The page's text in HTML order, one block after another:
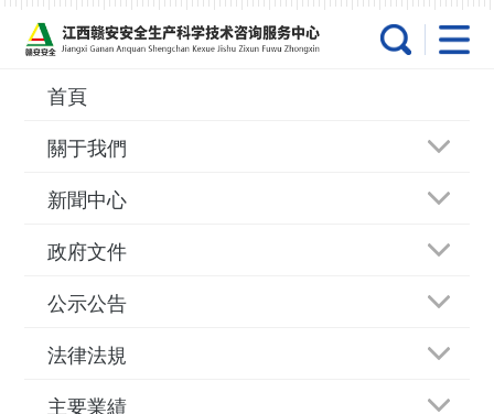
天天操天天操-国产91在线视
频-91香蕉视频在线-亚洲性
av-成年人黄色网址-日本在
线小视频-女女h百合无遮涩
涩漫画软件-成人在线a-午夜
有码-爱逼综合-爽爽网-美日
毛片-乱子伦一区二区三区-
熟妇人妻中文字幕-天天曰天
首頁
關于我們
新聞中心
政府文件
公示公告
法律法規
主要業績